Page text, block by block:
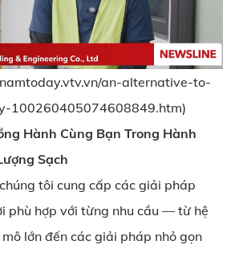
an-alternative-to-
100260405074608849.htm)
Hành Cùng Bạn Trong Hành
Sạch
tôi cung cấp các giải pháp
phù hợp với từng nhu cầu — từ hệ
lớn đến các giải pháp nhỏ gọn